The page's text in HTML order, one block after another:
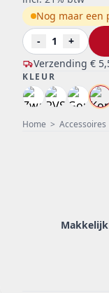
Home > Accessoires
Verzending €
Nog maar een
-
1 +
KLEUR